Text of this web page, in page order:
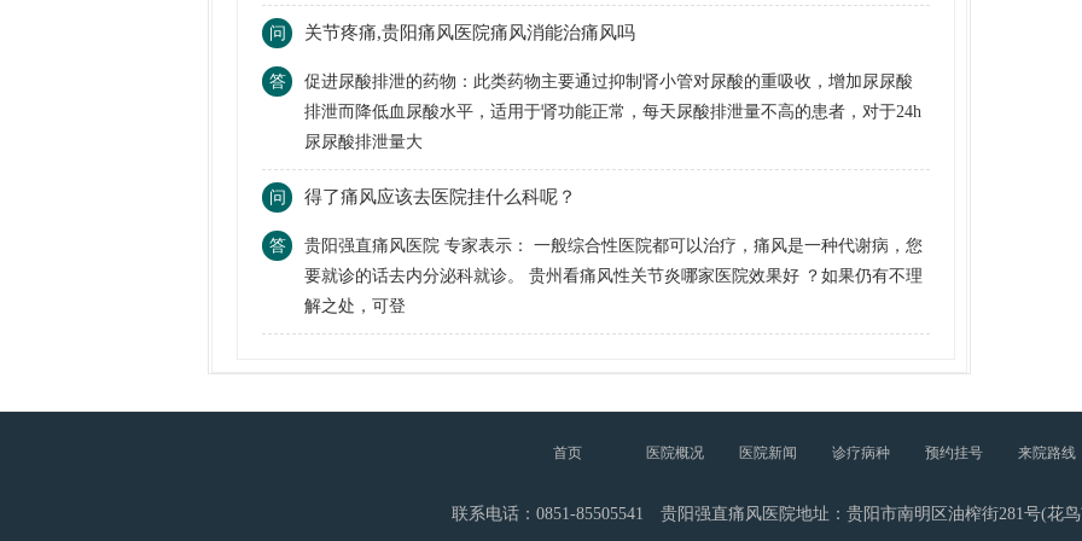
问 关节疼痛,贵阳痛风医院痛风消能治痛风吗
答
促进尿酸排泄的药物：此类药物主要通过抑制肾小管对尿酸的重吸收，增加尿尿酸
排泄而降低血尿酸水平，适用于肾功能正常，每天尿酸排泄量不高的患者，对于24h
尿尿酸排泄量大
问 得了痛风应该去医院挂什么科呢？
答
贵阳强直痛风医院 专家表示： 一般综合性医院都可以治疗，痛风是一种代谢病，您
要就诊的话去内分泌科就诊。 贵州看痛风性关节炎哪家医院效果好 ？如果仍有不理
解之处，可登
首页 医院概况 医院新闻 诊疗病种 预约挂号 来院路线
联系电话：0851-85505541 贵阳强直痛风医院地址：贵阳市南明区油榨街281号(花